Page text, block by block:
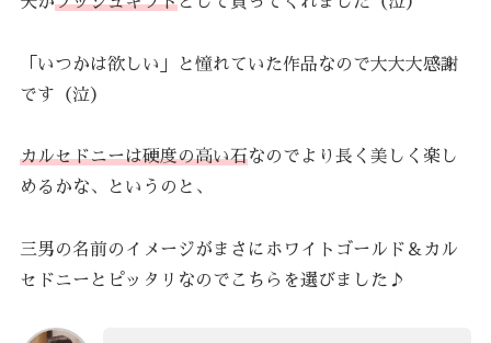
「いつかは欲しい」と憧れていた作品なので大大大感謝
です（泣）
カルセドニーは硬度の高い石なのでより長く美しく楽し
めるかな、というのと、
三男の名前のイメージがまさにホワイトゴールド＆カル
セドニーとピッタリなのでこちらを選びました♪